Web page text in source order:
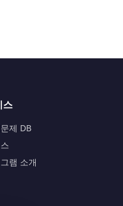
스
제 DB
램 소개